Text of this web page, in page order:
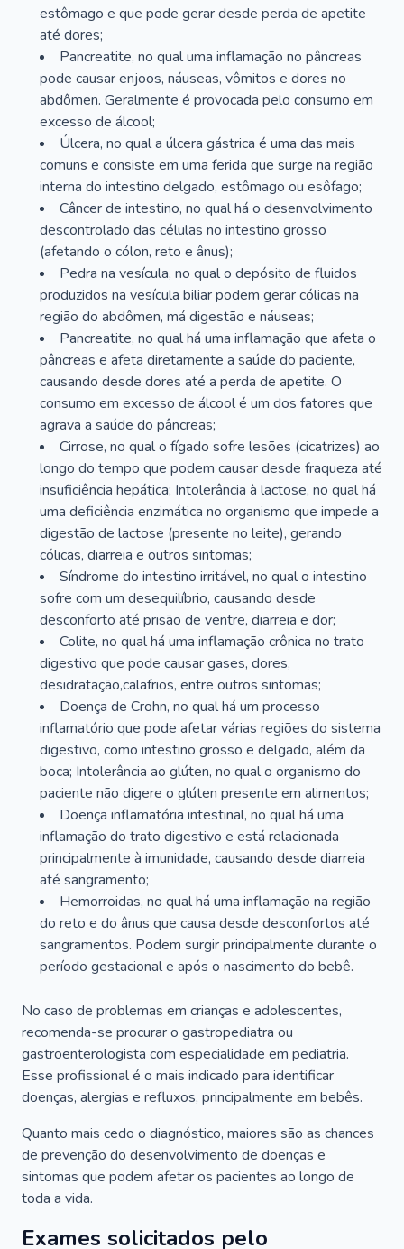
estômago e que pode gerar desde perda de apetite
até dores;
Pancreatite, no qual uma inflamação no pâncreas
pode causar enjoos, náuseas, vômitos e dores no
abdômen. Geralmente é provocada pelo consumo em
excesso de álcool;
Úlcera, no qual a úlcera gástrica é uma das mais
comuns e consiste em uma ferida que surge na região
interna do intestino delgado, estômago ou esôfago;
Câncer de intestino, no qual há o desenvolvimento
descontrolado das células no intestino grosso
(afetando o cólon, reto e ânus);
Pedra na vesícula, no qual o depósito de fluidos
produzidos na vesícula biliar podem gerar cólicas na
região do abdômen, má digestão e náuseas;
Pancreatite, no qual há uma inflamação que afeta o
pâncreas e afeta diretamente a saúde do paciente,
causando desde dores até a perda de apetite. O
consumo em excesso de álcool é um dos fatores que
agrava a saúde do pâncreas;
Cirrose, no qual o fígado sofre lesões (cicatrizes) ao
longo do tempo que podem causar desde fraqueza até
insuficiência hepática; Intolerância à lactose, no qual há
uma deficiência enzimática no organismo que impede a
digestão de lactose (presente no leite), gerando
cólicas, diarreia e outros sintomas;
Síndrome do intestino irritável, no qual o intestino
sofre com um desequilíbrio, causando desde
desconforto até prisão de ventre, diarreia e dor;
Colite, no qual há uma inflamação crônica no trato
digestivo que pode causar gases, dores,
desidratação,calafrios, entre outros sintomas;
Doença de Crohn, no qual há um processo
inflamatório que pode afetar várias regiões do sistema
digestivo, como intestino grosso e delgado, além da
boca; Intolerância ao glúten, no qual o organismo do
paciente não digere o glúten presente em alimentos;
Doença inflamatória intestinal, no qual há uma
inflamação do trato digestivo e está relacionada
principalmente à imunidade, causando desde diarreia
até sangramento;
Hemorroidas, no qual há uma inflamação na região
do reto e do ânus que causa desde desconfortos até
sangramentos. Podem surgir principalmente durante o
período gestacional e após o nascimento do bebê.
No caso de problemas em crianças e adolescentes,
recomenda-se procurar o gastropediatra ou
gastroenterologista com especialidade em pediatria.
Esse profissional é o mais indicado para identificar
doenças, alergias e refluxos, principalmente em bebês.
Quanto mais cedo o diagnóstico, maiores são as chances
de prevenção do desenvolvimento de doenças e
sintomas que podem afetar os pacientes ao longo de
toda a vida.
Exames solicitados pelo